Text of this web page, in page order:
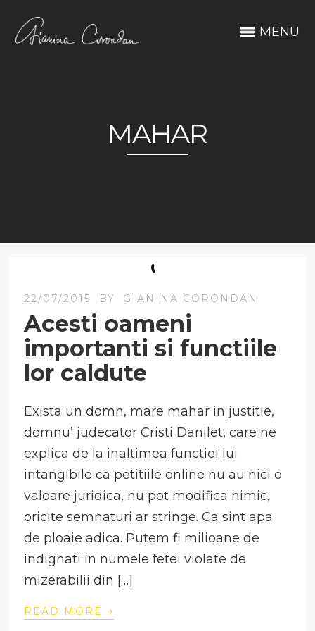
MENU
MAHAR
22/07/2015 BY GIANINA CORONDAN
Acesti oameni
importanti si functiile
lor caldute
Exista un domn, mare mahar in justitie,
domnu’ judecator Cristi Danilet, care ne
explica de la inaltimea functiei lui
intangibile ca petitiile online nu au nici o
valoare juridica, nu pot modifica nimic,
oricite semnaturi ar stringe. Ca sint apa
de ploaie adica. Putem fi milioane de
indignati in numele fetei violate de
mizerabilii din […]
READ MORE ›